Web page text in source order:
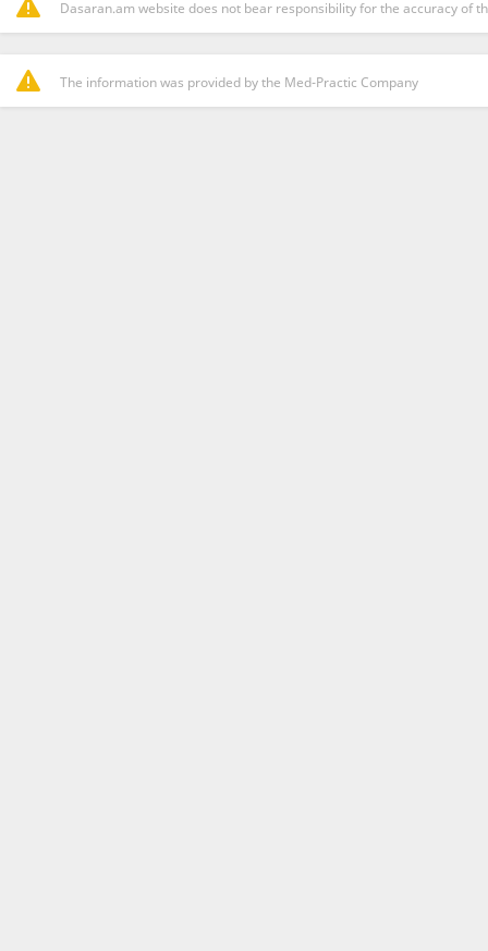
Dasaran.am website does not bear responsibility for the accuracy of
The information was provided by the Med-Practic Company